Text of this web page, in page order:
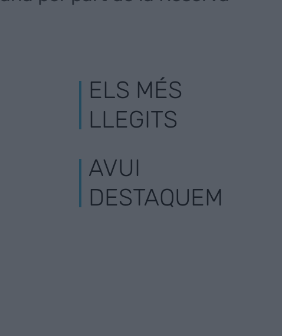
ELS MÉS
LLEGITS
AVUI
DESTAQUEM